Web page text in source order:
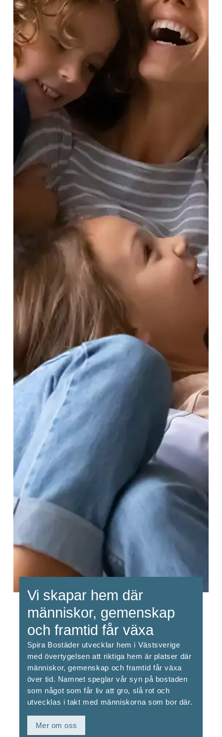
Vi skapar hem där
människor, gemenskap
och framtid får växa
Spira Bostäder utvecklar hem i Väst­sverige
med övertygelsen att riktiga hem är platser där
män­ni­skor, gemen­skap och framtid får växa
över tid. Namnet speglar vår syn på bo­stad­en
som något som får liv att gro, slå rot och
utvecklas i takt med människorna som bor där.
Mer om oss